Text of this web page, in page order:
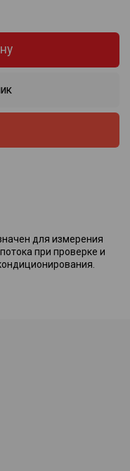
для измерения
при проверке и
потока составляет
— от -10 °С
минимальных,
30 мм и
скорости: м/с, км/ч,
отображение
шкалы Бофорта.